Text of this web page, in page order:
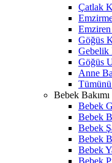
Çatlak
Göğüs
Gebelik
Göğüs
Anne
Bebek Bakımı
Bebek
Bebek
Bebek
Bebek
Bebek
Bebek